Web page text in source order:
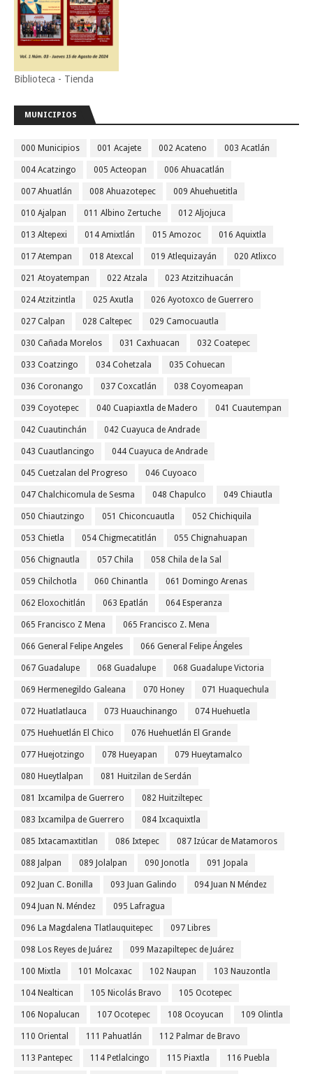
Biblioteca - Tienda
MUNICIPIOS
000 Municipios 001 Acajete 002 Acateno 003 Acatlán
004 Acatzingo 005 Acteopan 006 Ahuacatlán
007 Ahuatlán 008 Ahuazotepec 009 Ahuehuetitla
010 Ajalpan 011 Albino Zertuche 012 Aljojuca
013 Altepexi 014 Amixtlán 015 Amozoc 016 Aquixtla
017 Atempan 018 Atexcal 019 Atlequizayán 020 Atlixco
021 Atoyatempan 022 Atzala 023 Atzitzihuacán
024 Atzitzintla 025 Axutla 026 Ayotoxco de Guerrero
027 Calpan 028 Caltepec 029 Camocuautla
030 Cañada Morelos 031 Caxhuacan 032 Coatepec
033 Coatzingo 034 Cohetzala 035 Cohuecan
036 Coronango 037 Coxcatlán 038 Coyomeapan
039 Coyotepec 040 Cuapiaxtla de Madero 041 Cuautempan
042 Cuautinchán 042 Cuayuca de Andrade
043 Cuautlancingo 044 Cuayuca de Andrade
045 Cuetzalan del Progreso 046 Cuyoaco
047 Chalchicomula de Sesma 048 Chapulco 049 Chiautla
050 Chiautzingo 051 Chiconcuautla 052 Chichiquila
053 Chietla 054 Chigmecatitlán 055 Chignahuapan
056 Chignautla 057 Chila 058 Chila de la Sal
059 Chilchotla 060 Chinantla 061 Domingo Arenas
062 Eloxochitlán 063 Epatlán 064 Esperanza
065 Francisco Z Mena 065 Francisco Z. Mena
066 General Felipe Angeles 066 General Felipe Ángeles
067 Guadalupe 068 Guadalupe 068 Guadalupe Victoria
069 Hermenegildo Galeana 070 Honey 071 Huaquechula
072 Huatlatlauca 073 Huauchinango 074 Huehuetla
075 Huehuetlán El Chico 076 Huehuetlán El Grande
077 Huejotzingo 078 Hueyapan 079 Hueytamalco
080 Hueytlalpan 081 Huitzilan de Serdán
081 Ixcamilpa de Guerrero 082 Huitziltepec
083 Ixcamilpa de Guerrero 084 Ixcaquixtla
085 Ixtacamaxtitlan 086 Ixtepec 087 Izúcar de Matamoros
088 Jalpan 089 Jolalpan 090 Jonotla 091 Jopala
092 Juan C. Bonilla 093 Juan Galindo 094 Juan N Méndez
094 Juan N. Méndez 095 Lafragua
096 La Magdalena Tlatlauquitepec 097 Libres
098 Los Reyes de Juárez 099 Mazapiltepec de Juárez
100 Mixtla 101 Molcaxac 102 Naupan 103 Nauzontla
104 Nealtican 105 Nicolás Bravo 105 Ocotepec
106 Nopalucan 107 Ocotepec 108 Ocoyucan 109 Olintla
110 Oriental 111 Pahuatlán 112 Palmar de Bravo
113 Pantepec 114 Petlalcingo 115 Piaxtla 116 Puebla